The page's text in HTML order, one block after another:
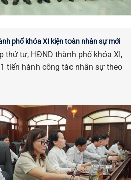
phố khóa XI kiện toàn nhân sự mới
thứ tư, HĐND thành phố khóa XI,
tiến hành công tác nhân sự theo